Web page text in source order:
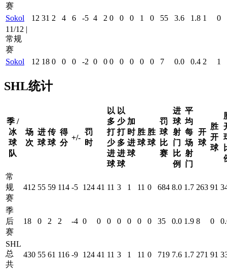
赛
Sokol
12 31 2 4 6 -5 4 2 0 0 0 1 0 55 3.6 1.8 1
0
11/12 |
常规
赛
Sokol
12 18 0 0 0 -2 0 0 0 0 0 0 0 7 0.0 0.4 2 1
SHL统计
季 /
冰
球
队
场
次
进
球
传
球
得
分
+/-
罚
时
以
多
打
少
进
球
以
少
打
多
进
球
加
时
进
球
胜
球
胜
球
罚
球
比
赛
进
球
射
门
比
例
平
均
每
场
射
门
开
球
胜
开
球
常
规
赛
412 55 59 114 -5 124 41 11 3 1 11 0 684 8.0 1.7 263 91
季
后
赛
18 0 2 2 -4 0 0 0 0 0 0 0 35 0.0 1.9 8 0
SHL
总
共
430 55 61 116 -9 124 41 11 3 1 11 0 719 7.6 1.7 271 91